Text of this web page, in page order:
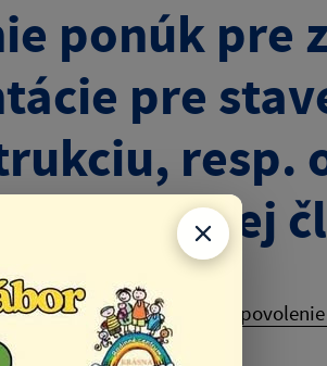
ponúk pre
pre
resp.
Krásnej
pre stavebné